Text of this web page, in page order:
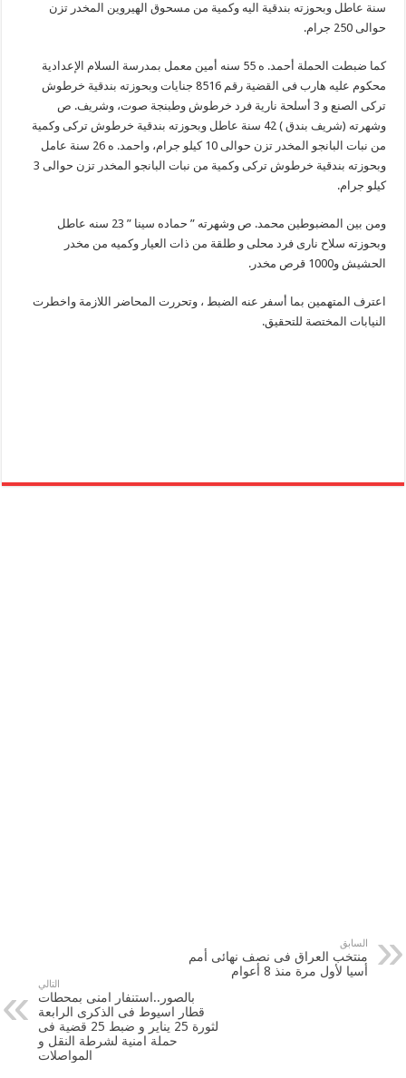
سنة عاطل وبحوزته بندقية اليه وكمية من مسحوق الهيروين المخدر تزن
حوالى 250 جرام.
كما ضبطت الحملة أحمد. ه 55 سنه أمين معمل بمدرسة السلام الإعدادية
محكوم عليه هارب فى القضية رقم 8516 جنايات وبحوزته بندقية خرطوش
تركى الصنع و 3 أسلحة نارية فرد خرطوش وطبنجة صوت، وشريف. ص
وشهرته (شريف بندق ) 42 سنة عاطل وبحوزته بندقية خرطوش تركى وكمية
من نبات البانجو المخدر تزن حوالى 10 كيلو جرام، واحمد. ه 26 سنة عامل
وبحوزته بندقية خرطوش تركى وكمية من نبات البانجو المخدر تزن حوالى 3
كيلو جرام.
ومن بين المضبوطين محمد. ص وشهرته ” حماده سينا ” 23 سنه عاطل
وبحوزته سلاح نارى فرد محلى و طلقة من ذات العيار وكميه من مخدر
الحشيش و1000 قرص مخدر.
اعترف المتهمين بما أسفر عنه الضبط ، وتحررت المحاضر اللازمة واخطرت
النيابات المختصة للتحقيق.
السابق
منتخب ‫‏العراق‬ فى نصف نهائى أمم
أسيا لأول مرة منذ 8 أعوام
التالي
بالصور..استنفار امنى بمحطات
قطار اسيوط فى الذكرى الرابعة
لثورة 25 يناير و ضبط 25 قضية فى
حملة امنية لشرطة النقل و
المواصلات